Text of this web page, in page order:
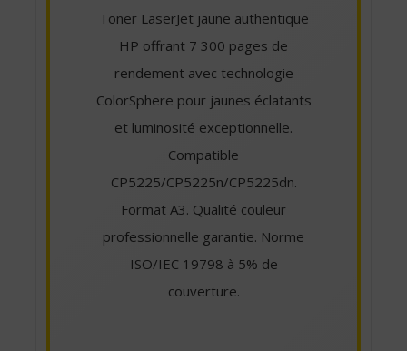
Toner LaserJet jaune authentique
HP offrant 7 300 pages de
rendement avec technologie
ColorSphere pour jaunes éclatants
et luminosité exceptionnelle.
Compatible
CP5225/CP5225n/CP5225dn.
Format A3. Qualité couleur
professionnelle garantie. Norme
ISO/IEC 19798 à 5% de
couverture.